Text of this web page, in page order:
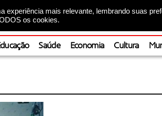
experiência mais relevante, lembrando suas
os cookies.
Saúde Economia Cultura